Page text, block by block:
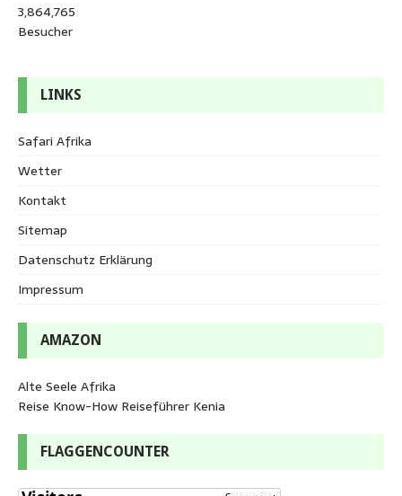
3,864,765
Besucher
LINKS
Safari Afrika
Wetter
Kontakt
Sitemap
Datenschutz Erklärung
Impressum
AMAZON
Alte Seele Afrika
Reise Know-How Reiseführer Kenia
FLAGGENCOUNTER